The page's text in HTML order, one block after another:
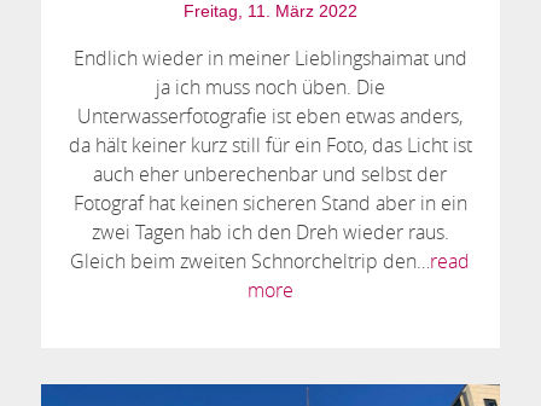
Freitag, 11. März 2022
Endlich wieder in meiner Lieblingshaimat und
ja ich muss noch üben. Die
Unterwasserfotografie ist eben etwas anders,
da hält keiner kurz still für ein Foto, das Licht ist
auch eher unberechenbar und selbst der
Fotograf hat keinen sicheren Stand aber in ein
zwei Tagen hab ich den Dreh wieder raus.
Gleich beim zweiten Schnorcheltrip den…read
more